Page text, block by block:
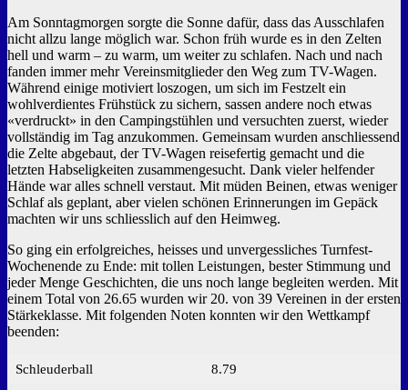
Am Sonntagmorgen sorgte die Sonne dafür, dass das Ausschlafen
nicht allzu lange möglich war. Schon früh wurde es in den Zelten
hell und warm – zu warm, um weiter zu schlafen. Nach und nach
fanden immer mehr Vereinsmitglieder den Weg zum TV-Wagen.
Während einige motiviert loszogen, um sich im Festzelt ein
wohlverdientes Frühstück zu sichern, sassen andere noch etwas
«verdruckt» in den Campingstühlen und versuchten zuerst, wieder
vollständig im Tag anzukommen. Gemeinsam wurden anschliessend
die Zelte abgebaut, der TV-Wagen reisefertig gemacht und die
letzten Habseligkeiten zusammengesucht. Dank vieler helfender
Hände war alles schnell verstaut. Mit müden Beinen, etwas weniger
Schlaf als geplant, aber vielen schönen Erinnerungen im Gepäck
machten wir uns schliesslich auf den Heimweg.
So ging ein erfolgreiches, heisses und unvergessliches Turnfest-
Wochenende zu Ende: mit tollen Leistungen, bester Stimmung und
jeder Menge Geschichten, die uns noch lange begleiten werden. Mit
einem Total von 26.65 wurden wir 20. von 39 Vereinen in der ersten
Stärkeklasse. Mit folgenden Noten konnten wir den Wettkampf
beenden:
Schleuderball
8.79